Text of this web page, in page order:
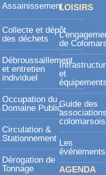
Assainissement
Collecte et dépôt
des déchets
Débroussaillement
et entretien
individuel
Occupation du
Domaine Public
Circulation &
Stationnement
Dérogation de
Tonnage
LOISIRS
de
et
Guide des
Les
événements
AGENDA